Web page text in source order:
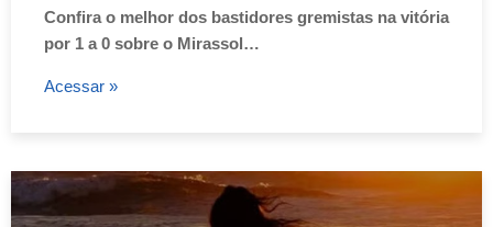
Confira o melhor dos bastidores gremistas na vitória
por 1 a 0 sobre o Mirassol…
Acessar »